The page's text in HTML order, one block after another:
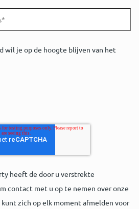
wil je op de hoogte blijven van het
heeft de door u verstrekte
contact met u op te nemen over onze
zich op elk moment afmelden voor